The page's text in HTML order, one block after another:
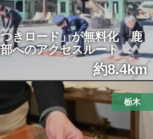
きロード」が無料化 鹿
へのアクセスルート
約8.4km
栃木